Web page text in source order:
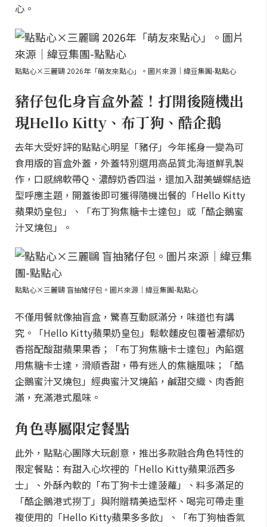
心。
點點心×三麗鷗 2026年「萌友來點心」。圖片來源｜緯豆集團-點點心
豬仔包化身盲盒外蓋！打開後隨機出
現Hello Kitty、布丁狗、酷企鵝
去年大受好評的點點心明星「豬仔」今年搖身一變為可
食用版的盲盒外蓋，外蓋特別選用高品質北海道鮮乳製
作，口感綿軟帶Q、濃醇奶香四溢，還加入甜美蝴蝶結造
型呼應主題，開蓋後即可獲得隨機出餐的「Hello Kitty
蘋果奶皇包」、「布丁狗焦糖卡士達包」或「酷企鵝蜜
汁叉燒包」。
點點心×三麗鷗 盲抽豬仔包。圖片來源｜緯豆集團-點點心
不僅用餐就像抽盲盒，驚喜互動感滿分，味道也有講
究。「Hello Kitty蘋果奶皇包」鬆軟麵皮包覆著濃郁奶
香搭配酸甜蘋果果香；「布丁狗焦糖卡士達包」內餡選
用焦糖卡士達，滑順香甜，帶有迷人的焦糖風味；「酷
企鵝蜜汁叉燒包」經典蜜汁叉燒餡，鹹甜交織、肉香飽
滿，充滿港式風味。
角色專屬限定餐點
此外，點點心團隊大玩創意，推出多款融合角色特性的
限定餐點：有甜入心坎裡的「Hello Kitty蘋果派西多
士」、外酥內軟的「布丁狗卡士達菠蘿」、料多滿足的
「酷企鵝港式撈丁」與附贈精美造型杯、喝完可帶走重
複使用的「Hello Kitty蘋果多多飲」、「布丁狗柚香氣